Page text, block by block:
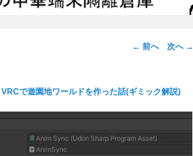
画
ビ
ゲ
← 前へ 次へ →
VRCで遊園地ワールドを作った話(ギミック解説)